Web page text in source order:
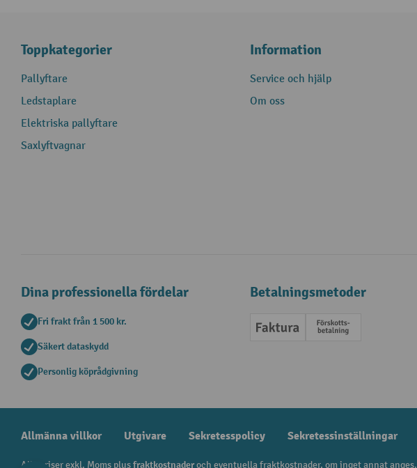
Toppkategorier
Pallyftare
Ledstaplare
Elektriska pallyftare
Saxlyftvagnar
Information
Service och hjälp
Om oss
Dina professionella fördelar
Fri frakt från 1 500 kr.
Säkert dataskydd
Personlig köprådgivning
Betalningsmetoder
Faktura Förskottsbetalning
Allmänna villkor Utgivare Sekretesspolicy Sekretessinställningar
Alla priser exkl. Moms plusfraktkostnaderoch eventuella fraktkostnader, om inget annat anges.